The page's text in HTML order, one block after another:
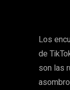
Los
de
son las